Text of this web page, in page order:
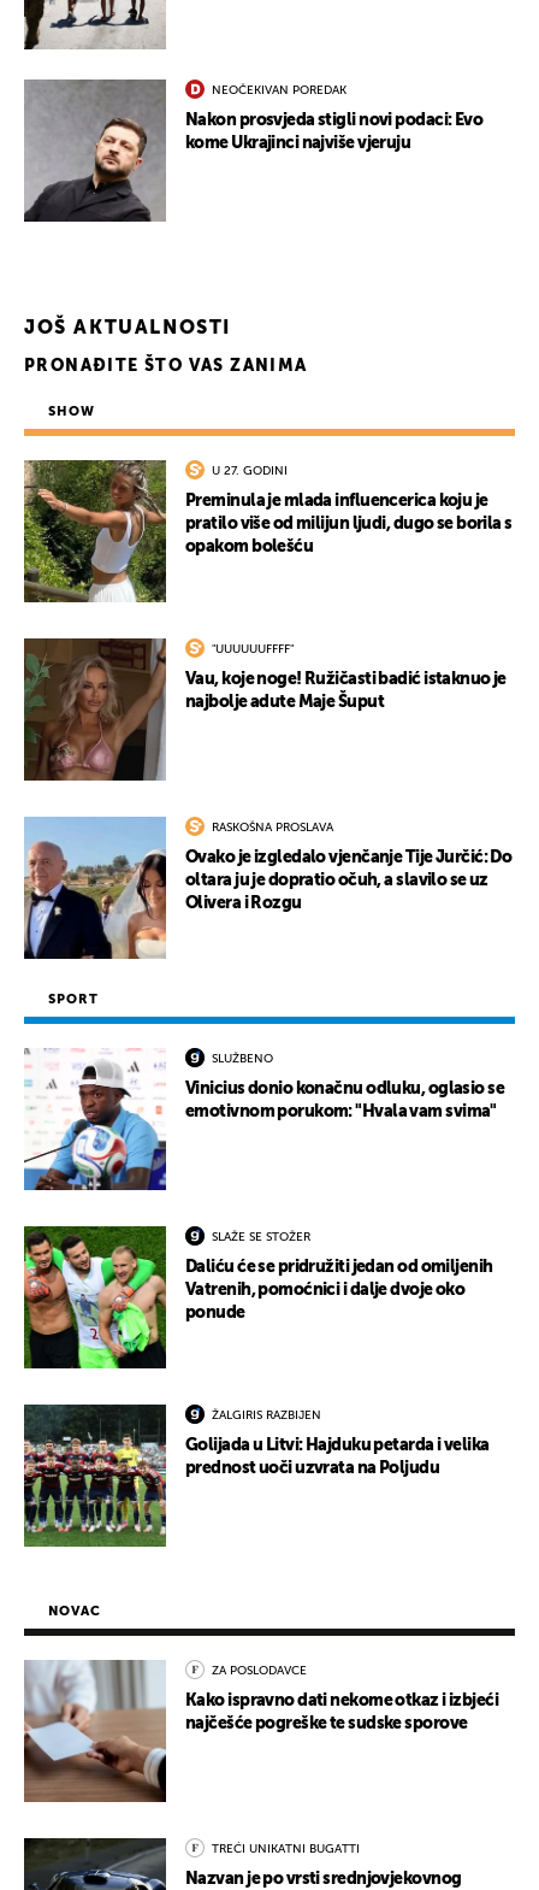
NEOČEKIVAN POREDAK
Nakon prosvjeda stigli novi podaci: Evo
kome Ukrajinci najviše vjeruju
JOŠ AKTUALNOSTI
PRONAĐITE ŠTO VAS ZANIMA
SHOW
U 27. GODINI
Preminula je mlada influencerica koju je
pratilo više od milijun ljudi, dugo se borila s
opakom bolešću
"UUUUUUFFFF"
Vau, koje noge! Ružičasti badić istaknuo je
najbolje adute Maje Šuput
RASKOŠNA PROSLAVA
Ovako je izgledalo vjenčanje Tije Jurčić: Do
oltara ju je dopratio očuh, a slavilo se uz
Olivera i Rozgu
SPORT
SLUŽBENO
Vinicius donio konačnu odluku, oglasio se
emotivnom porukom: "Hvala vam svima"
SLAŽE SE STOŽER
Daliću će se pridružiti jedan od omiljenih
Vatrenih, pomoćnici i dalje dvoje oko
ponude
ŽALGIRIS RAZBIJEN
Golijada u Litvi: Hajduku petarda i velika
prednost uoči uzvrata na Poljudu
NOVAC
ZA POSLODAVCE
Kako ispravno dati nekome otkaz i izbjeći
najčešće pogreške te sudske sporove
TREĆI UNIKATNI BUGATTI
Nazvan je po vrsti srednjovjekovnog